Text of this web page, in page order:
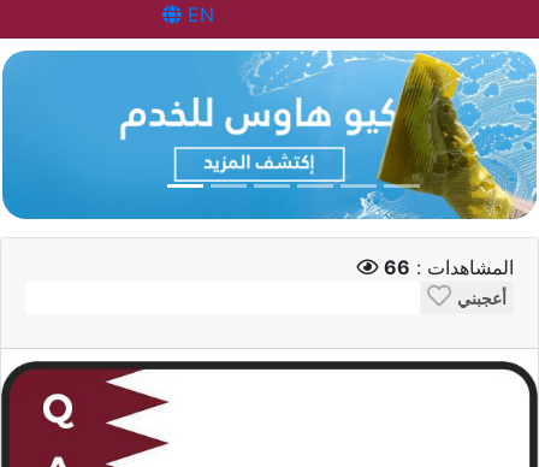
EN
المشاهدات : 66
أعجبني